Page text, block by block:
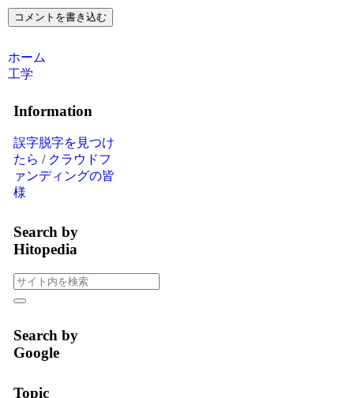
コメントを書き込む
ホーム
工学
Information
誤字脱字を見つけ
たら / クラウドフ
ァンディングの皆
様
Search by
Hitopedia
Search by
Google
Topic